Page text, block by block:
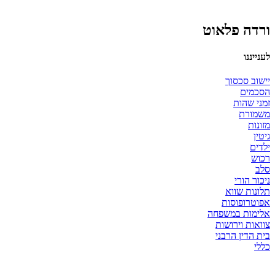
ורדה פלאוט
לענייננו
יישוב סכסוך
הסכמים
זמני שהות
משמורת
מזונות
גיטין
ילדים
רכוש
סלב
ניכור הורי
תלונות שווא
אפוטרופוסות
אלימות במשפחה
צוואות וירושות
בית הדין הרבני
כללי